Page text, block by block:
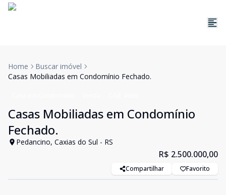
Home
Buscar imóvel
Casas Mobiliadas em Condomínio Fechado.
Casas Mobiliadas em Condomínio
Fechado.
Pedancino, Caxias do Sul - RS
R$ 2.500.000,00
Compartilhar Favorito